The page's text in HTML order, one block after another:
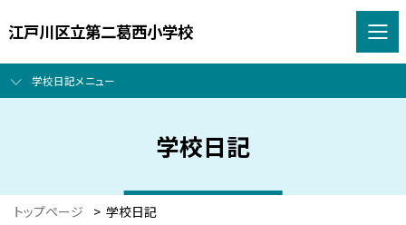
江戸川区立第二葛西小学校
学校日記メニュー
学校日記
トップページ > 学校日記